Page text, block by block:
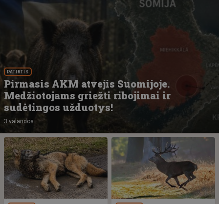
PATIRTIS
Pirmasis AKM atvejis Suomijoje.
Medžiotojams griežti ribojimai ir
sudėtingos užduotys!
3 valandos